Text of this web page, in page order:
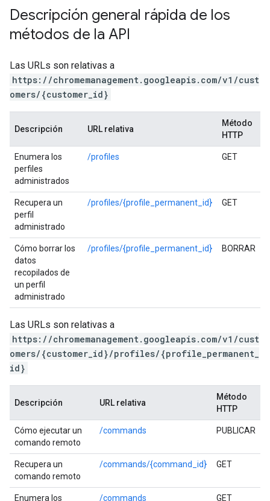
Descripción general rápida de los
métodos de la API
Las URLs son relativas a
https://chromemanagement.googleapis.com/v1/cust
omers/{customer_id}
Descripción URL relativa
Método
HTTP
Enumera los
perfiles
administrados
/profiles GET
Recupera un
perfil
administrado
/profiles/{profile_permanent_id} GET
Cómo borrar los
datos
recopilados de
un perfil
administrado
/profiles/{profile_permanent_id} BORRAR
Las URLs son relativas a
https://chromemanagement.googleapis.com/v1/cust
omers/{customer_id}/profiles/{profile_permanent_
id}
Descripción URL relativa
Método
HTTP
Cómo ejecutar un
comando remoto
/commands PUBLICAR
Recupera un
comando remoto
/commands/{command_id} GET
Enumera los
/commands GET